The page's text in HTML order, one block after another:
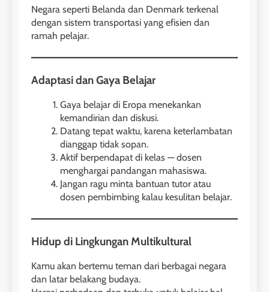
Negara seperti Belanda dan Denmark terkenal
dengan sistem transportasi yang efisien dan
ramah pelajar.
Adaptasi dan Gaya Belajar
Gaya belajar di Eropa menekankan
kemandirian dan diskusi.
Datang tepat waktu, karena keterlambatan
dianggap tidak sopan.
Aktif berpendapat di kelas — dosen
menghargai pandangan mahasiswa.
Jangan ragu minta bantuan tutor atau
dosen pembimbing kalau kesulitan belajar.
Hidup di Lingkungan Multikultural
Kamu akan bertemu teman dari berbagai negara
dan latar belakang budaya.